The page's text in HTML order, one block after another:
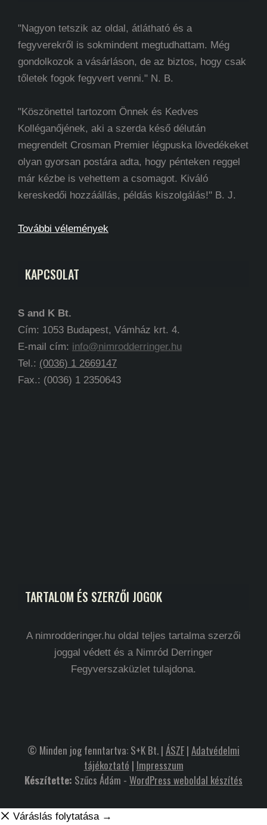
"Nagyon tetszik az oldal, átlátható és a
fegyverekről is sokmindent megtudhattam. Még
gondolkozok a vásárláson, de az biztos, hogy csak
tőletek fogok fegyvert venni." N. B.
"Köszönettel tartozom Önnek és Kedves
Kolléganőjének, aki a szerda késő délután
megrendelt Crosman Premier légpuska lövedékeket
olyan gyorsan postára adta, hogy pénteken reggel
már kézbe is vehettem a csomagot. Kiváló
kereskedői hozzáállás, példás kiszolgálás!" B. J.
További vélemények
KAPCSOLAT
S and K Bt.
Cím: 1053 Budapest, Vámház krt. 4.
E-mail cím: info@nimrodderringer.hu
Tel.: (0036) 1 2669147
Fax.: (0036) 1 2350643
TARTALOM ÉS SZERZŐI JOGOK
A nimrodderinger.hu oldal teljes tartalma szerzői
joggal védett és a Nimród Derringer
Fegyverszaküzlet tulajdona.
© Minden jog fenntartva: S+K Bt. | ÁSZF| Adatvédelmi
tájékoztató | Impresszum
Készítette: Szűcs Ádám - WordPress weboldal készítés
Váráslás folytatása →